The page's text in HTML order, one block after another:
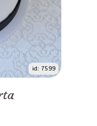
id: 7599